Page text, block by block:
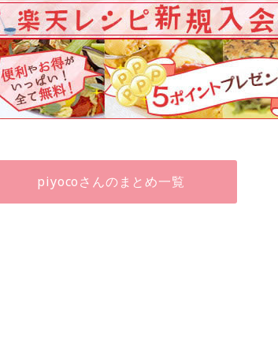
piyocoさんのまとめ一覧